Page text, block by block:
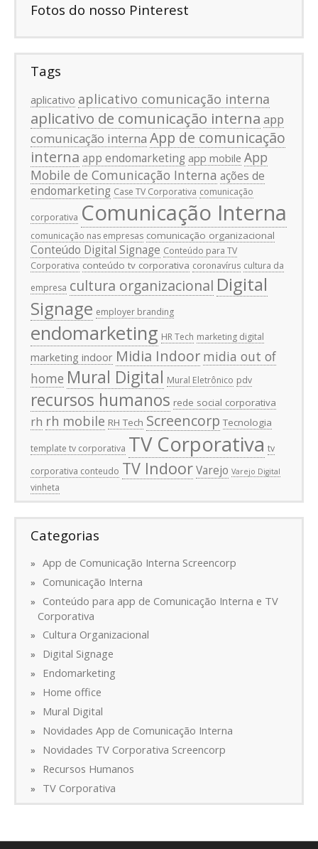
Fotos do nosso Pinterest
Tags
aplicativo aplicativo comunicação interna
aplicativo de comunicação interna app
comunicação interna App de comunicação
interna app endomarketing app mobile App
Mobile de Comunicação Interna ações de
endomarketing Case TV Corporativa comunicação
corporativa Comunicação Interna
comunicação nas empresas comunicação organizacional
Conteúdo Digital Signage Conteúdo para TV
Corporativa conteúdo tv corporativa coronavírus cultura da
empresa cultura organizacional Digital
Signage employer branding
endomarketing HR Tech marketing digital
marketing indoor Midia Indoor midia out of
home Mural Digital Mural Eletrônico pdv
recursos humanos rede social corporativa
rh rh mobile RH Tech Screencorp Tecnologia
template tv corporativa TV Corporativa tv
corporativa conteudo TV IndoorVarejo Varejo Digital
vinheta
Categorias
App de Comunicação Interna Screencorp
Comunicação Interna
Conteúdo para app de Comunicação Interna e TV
Corporativa
Cultura Organizacional
Digital Signage
Endomarketing
Home office
Mural Digital
Novidades App de Comunicação Interna
Novidades TV Corporativa Screencorp
Recursos Humanos
TV Corporativa